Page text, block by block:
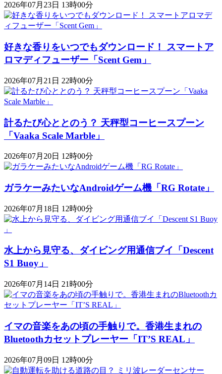
2026年07月23日 13時00分
好きな香りをいつでもダウンロード！ スマートア
ロマディフューザー「Scent Gem」
2026年07月21日 22時00分
計るたび心ととのう？ 天秤型コーヒースプーン
「Vaaka Scale Marble」
2026年07月20日 12時00分
ガラケーみたいなAndroidゲーム機「RG Rotate」
2026年07月18日 12時00分
水上から見守る、ダイビング用通信ブイ「Descent
S1 Buoy​​」
2026年07月14日 21時00分
イマの音楽をあの頃の手触りで。香港生まれの
Bluetoothカセットプレーヤー「IT’S REAL」
2026年07月09日 12時00分